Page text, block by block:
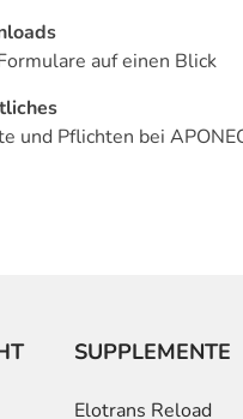
auf einen Blick
und Pflichten bei
SUPPLEMENTE
Elotrans Reload